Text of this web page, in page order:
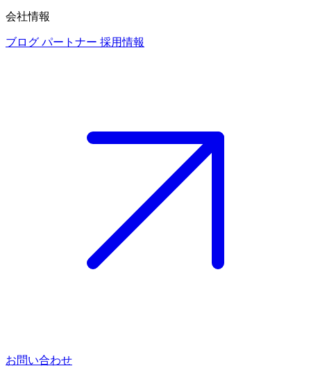
会社情報
ブログ パートナー 採用情報
お問い合わせ